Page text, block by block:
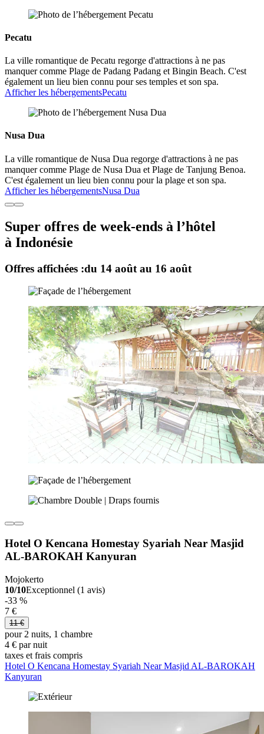
Pecatu
La ville romantique de Pecatu regorge d'attractions à ne pas
manquer comme Plage de Padang Padang et Bingin Beach. C'est
également un lieu bien connu pour ses temples et son spa.
Afficher les hébergementsPecatu
Nusa Dua
La ville romantique de Nusa Dua regorge d'attractions à ne pas
manquer comme Plage de Nusa Dua et Plage de Tanjung Benoa.
C'est également un lieu bien connu pour la plage et son spa.
Afficher les hébergementsNusa Dua
Super offres de week-ends à l’hôtel
à Indonésie
Offres affichées :du 14 août au 16 août
Hotel O Kencana Homestay Syariah Near Masjid
AL-BAROKAH Kanyuran
Mojokerto
10/10Exceptionnel (1 avis)
-33 %
7 €
11 €
pour 2 nuits, 1 chambre
4 € par nuit
taxes et frais compris
Hotel O Kencana Homestay Syariah Near Masjid AL-BAROKAH
Kanyuran